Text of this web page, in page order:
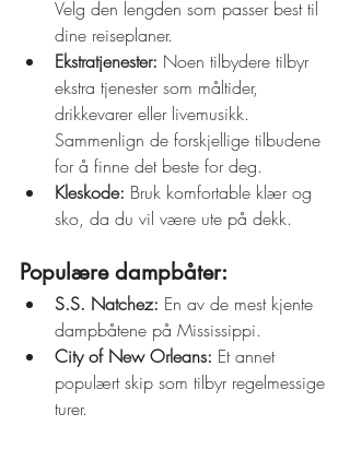
Velg den lengden som passer best til
dine reiseplaner.
Ekstratjenester: Noen tilbydere tilbyr
ekstra tjenester som måltider,
drikkevarer eller livemusikk.
Sammenlign de forskjellige tilbudene
for å finne det beste for deg.
Kleskode: Bruk komfortable klær og
sko, da du vil være ute på dekk.
Populære dampbåter:
S.S. Natchez: En av de mest kjente
dampbåtene på Mississippi.
City of New Orleans: Et annet
populært skip som tilbyr regelmessige
turer.